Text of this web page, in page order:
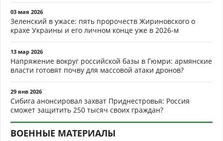
03 мая 2026
Зеленский в ужасе: пять пророчеств Жириновского о
крахе Украины и его личном конце уже в 2026-м
13 мар 2026
Напряжение вокруг российской базы в Гюмри: армянские
власти готовят почву для массовой атаки дронов?
29 янв 2026
Сибига анонсировал захват Приднестровья: Россия
сможет защитить 250 тысяч своих граждан?
ВОЕННЫЕ МАТЕРИАЛЫ